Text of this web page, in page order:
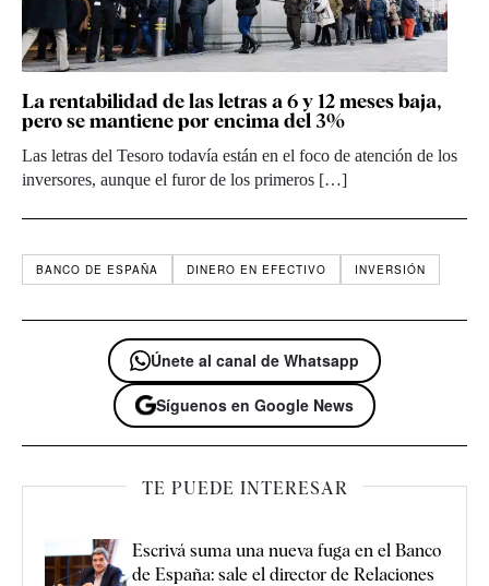
La rentabilidad de las letras a 6 y 12 meses baja,
pero se mantiene por encima del 3%
Las letras del Tesoro todavía están en el foco de atención de los
inversores, aunque el furor de los primeros […]
BANCO DE ESPAÑA DINERO EN EFECTIVO INVERSIÓN
Únete al canal de Whatsapp
Síguenos en Google News
TE PUEDE INTERESAR
Escrivá suma una nueva fuga en el Banco
de España: sale el director de Relaciones